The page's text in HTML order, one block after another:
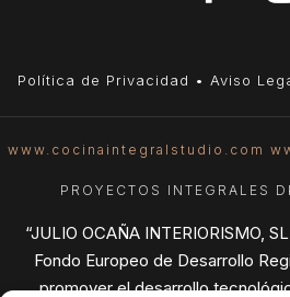
Política de Privacidad • Aviso
www.cocinaintegralstudio.com
PROYECTOS INTEGRALES
“JULIO OCAÑA INTERIORISMO,
Fondo Europeo de Desarrollo
promover el desarrollo